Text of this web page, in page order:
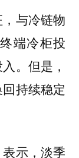
与冷链物
端冷柜投
。但是，
持续稳定
示，淡季